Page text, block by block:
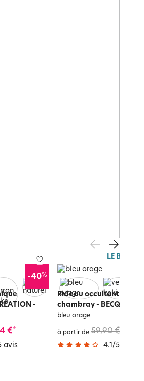
-40%
-
€*
avis
LE BLANC
Rideau occultant
chambray - BECQUET
bleu orage
à partir de 59,90 €
4.1 /5